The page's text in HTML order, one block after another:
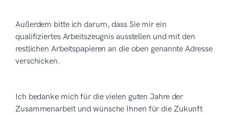
Außerdem bitte ich darum, dass Sie mir ein
qualifiziertes Arbeitszeugnis ausstellen und mit den
restlichen Arbeitspapieren an die oben genannte Adresse
verschicken.
Ich bedanke mich für die vielen guten Jahre der
Zusammenarbeit und wünsche Ihnen für die Zukunft